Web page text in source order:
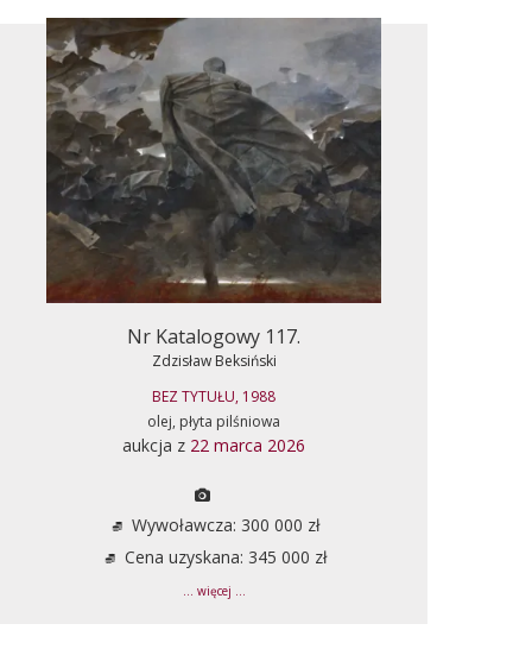
Nr Katalogowy 117.
Zdzisław Beksiński
BEZ TYTUŁU, 1988
olej, płyta pilśniowa
aukcja z 22 marca 2026
Wywoławcza: 300 000 zł
Cena uzyskana: 345 000 zł
... więcej ...